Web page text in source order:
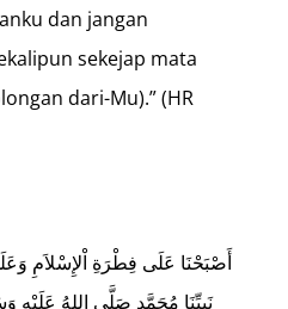
dan jangan
sekejap mata
dari-Mu).” (HR
أَصْبَحْنَا عَلَى فِطْرَةِ اْلإِسْلاَمِ
نَبِيِّنَا مُحَمَّدٍ صَلَّى اللهُ عَلَيْهِ